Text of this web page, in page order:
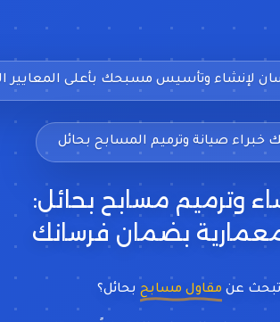
لإنشاء وتأسيس مسبحك بأعلى
خبراء صيانة وترميم المسابح بحائل
وترميم مسابح بحائل:
بضمان فرسانك
عن مقاول مسابح بحائل؟